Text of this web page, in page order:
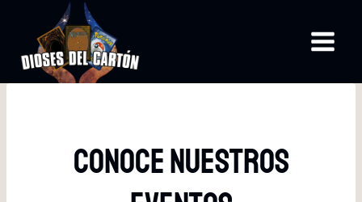
contenido
Conoce Nuestros